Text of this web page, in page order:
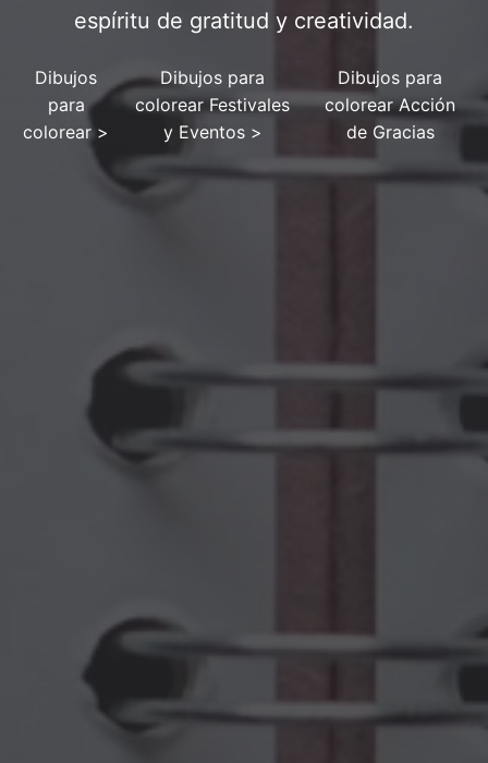
espíritu de gratitud y creatividad.
Dibujos
para
colorear >
Dibujos para
colorear Festivales
y Eventos >
Dibujos para
colorear Acción
de Gracias